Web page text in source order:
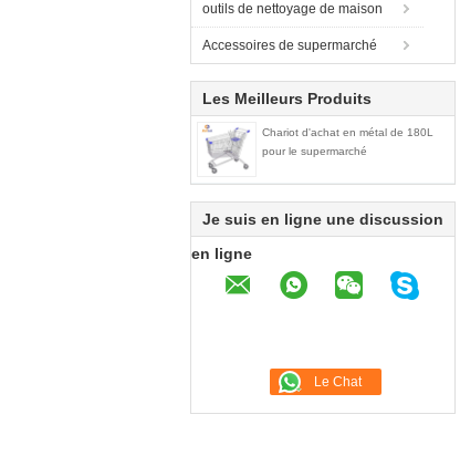
outils de nettoyage de maison
Accessoires de supermarché
Les Meilleurs Produits
Chariot d'achat en métal de 180L
pour le supermarché
Je suis en ligne une discussion
en ligne